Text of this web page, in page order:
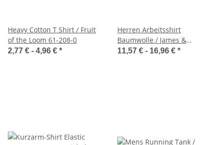
Heavy Cotton T Shirt / Fruit
of the Loom 61-208-0
2,77 € - 4,96 € *
Herren Arbeitsshirt
Baumwolle / James &
Nicholson JN800
11,57 € - 16,96 € *